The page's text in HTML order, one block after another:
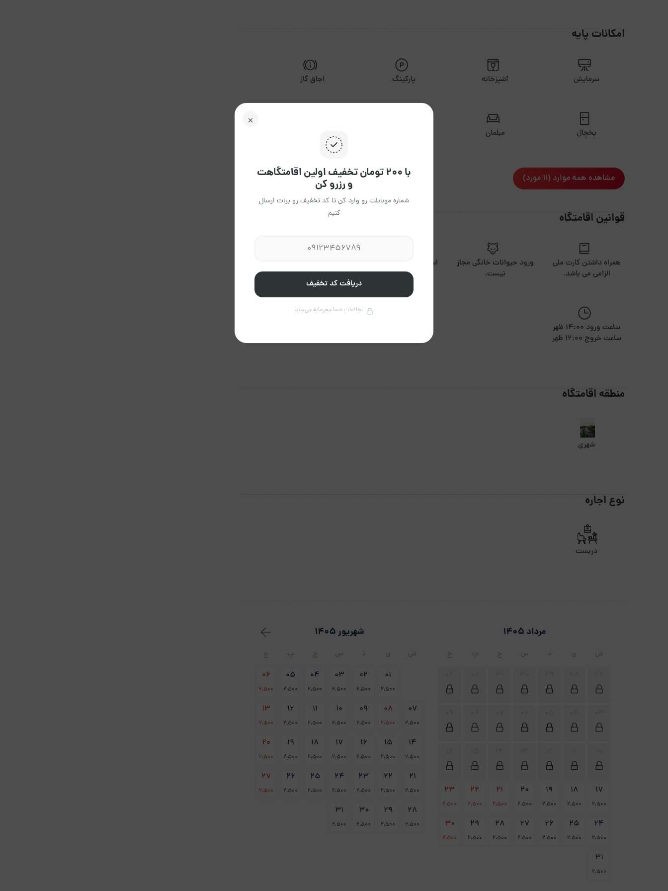
امکانات پایه
سرمایش آشپزخانه پارکینگ اجاق گاز
یخچال مبلمان
مشاهده همه موارد (11 مورد)
قوانین اقامتگاه
همراه داشتن کارت ملی
الزامی می باشد.
ورود حیوانات خانگی مجاز
نیست.
استعمال دخانیات مجاز
نیست.
برگزاری مراسم مجاز نیست.
ساعت ورود 14:00 ظهر
ساعت خروج 12:00 ظهر
منطقه اقامتگاه
شهری
نوع اجاره
دربست
مرداد 1405
ش ی د س چ پ ج
17
2،500
18
2،500
19
2،500
20
2،500
21
2،500
22
2،500
23
2،500
24
2،500
25
2،500
26
2،500
27
2،500
28
2،500
29
2،500
30
2،500
31
2،500
شهریور 1405
ش ی د س چ پ ج
01
2،500
02
2،500
03
2،500
04
2،500
05
2،500
06
2،500
07
2،500
08
2،500
09
2،500
10
2،500
11
2،500
12
2،500
13
2،500
14
2،500
15
2،500
16
2،500
17
2،500
18
2،500
19
2،500
20
2،500
21
2،500
22
2،500
23
2،500
24
2،500
25
2،500
26
2،500
27
2،500
28
2،500
29
2،500
30
2،500
31
2،500
با ۲۰۰ تومان تخفیف اولین اقامتگاهت
و رزرو کن
شماره موبایلت رو وارد کن تا کد تخفیف رو برات ارسال
کنیم
دریافت کد تخفیف
اطلاعات شما محرمانه می‌ماند